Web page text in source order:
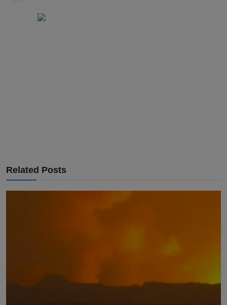
Related Posts